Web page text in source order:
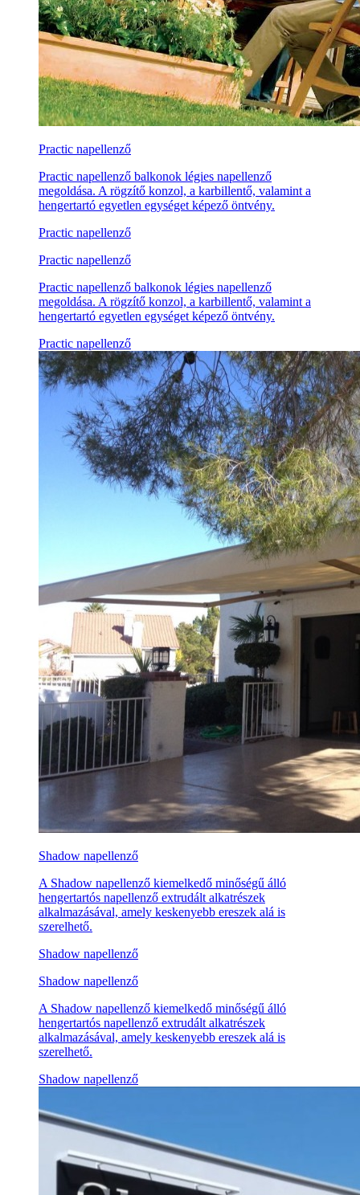
Practic napellenző
Practic napellenző balkonok légies napellenző
megoldása. A rögzítő konzol, a karbillentő, valamint a
hengertartó egyetlen egységet képező öntvény.
Practic napellenző
Practic napellenző
Practic napellenző balkonok légies napellenző
megoldása. A rögzítő konzol, a karbillentő, valamint a
hengertartó egyetlen egységet képező öntvény.
Practic napellenző
Shadow napellenző
A Shadow napellenző kiemelkedő minőségű álló
hengertartós napellenző extrudált alkatrészek
alkalmazásával, amely keskenyebb ereszek alá is
szerelhető.
Shadow napellenző
Shadow napellenző
A Shadow napellenző kiemelkedő minőségű álló
hengertartós napellenző extrudált alkatrészek
alkalmazásával, amely keskenyebb ereszek alá is
szerelhető.
Shadow napellenző